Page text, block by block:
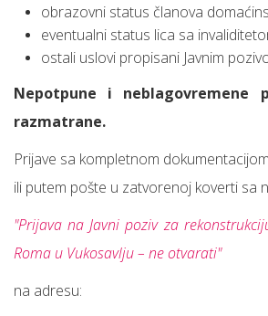
obrazovni status članova
eventualni status lica sa
ostali uslovi propisani Javnim
Nepotpune i neblagovremene
razmatrane.
Prijave sa kompletnom
ili putem pošte u zatvorenoj koverti sa
"Prijava na Javni poziv za
Roma u Vukosavlju – ne otvarati"
na adresu: